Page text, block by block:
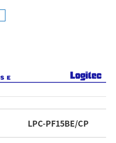
LPC-PF15BE/CP